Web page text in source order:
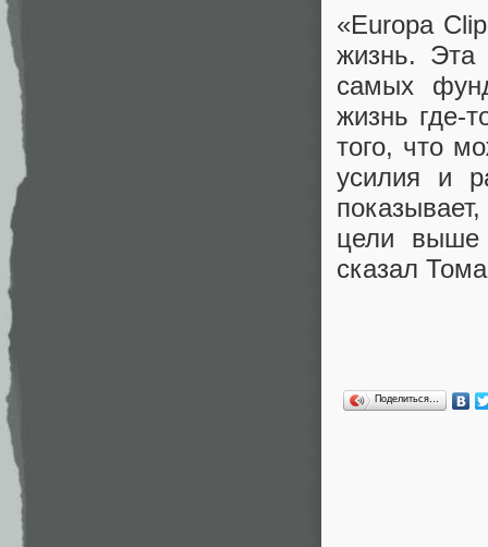
«Europa
жизнь. Эта
самых
жизнь где-
того, что
усилия и
цели выше
сказал
Поделиться…